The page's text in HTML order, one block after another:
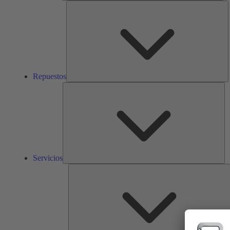
Repuestos
Servicios